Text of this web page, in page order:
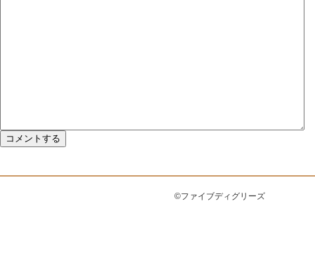
©ファイブディグリーズ